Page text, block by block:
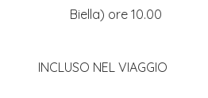
Biella) ore 10.00
INCLUSO NEL VIAGGIO